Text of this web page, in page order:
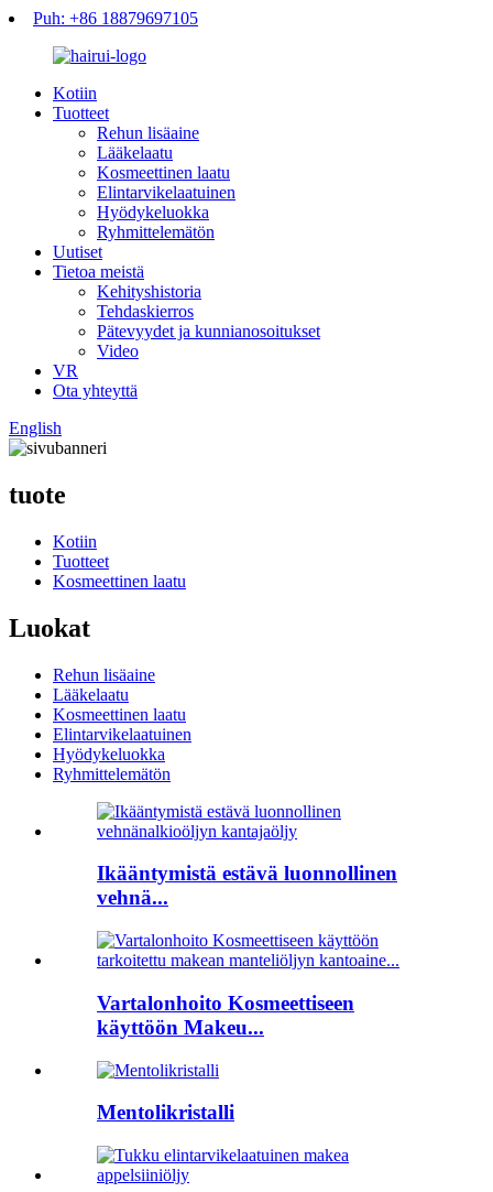
Puh: +86 18879697105
Kotiin
Tuotteet
Rehun lisäaine
Lääkelaatu
Kosmeettinen laatu
Elintarvikelaatuinen
Hyödykeluokka
Ryhmittelemätön
Uutiset
Tietoa meistä
Kehityshistoria
Tehdaskierros
Pätevyydet ja kunnianosoitukset
Video
VR
Ota yhteyttä
English
tuote
Kotiin
Tuotteet
Kosmeettinen laatu
Luokat
Rehun lisäaine
Lääkelaatu
Kosmeettinen laatu
Elintarvikelaatuinen
Hyödykeluokka
Ryhmittelemätön
Ikääntymistä estävä luonnollinen
vehnä...
Vartalonhoito Kosmeettiseen
käyttöön Makeu...
Mentolikristalli